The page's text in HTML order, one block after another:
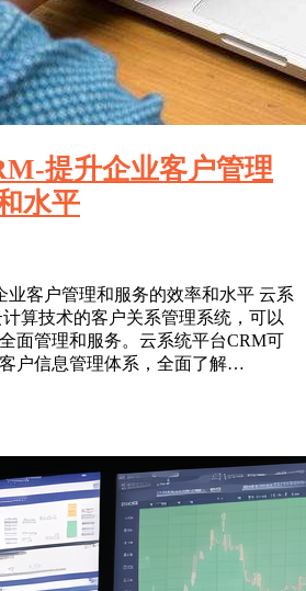
提升企业客户管理
水平
业客户管理和服务的效率和水平 云系
算技术的客户关系管理系统，可以
面管理和服务。云系统平台CRM可
户信息管理体系，全面了解…